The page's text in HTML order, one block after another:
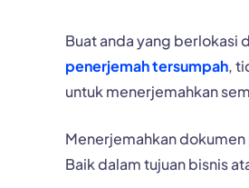
Buat anda yang berlokasi
penerjemah tersumpah,
untuk menerjemahkan
Menerjemahkan
Baik dalam tujuan bisnis